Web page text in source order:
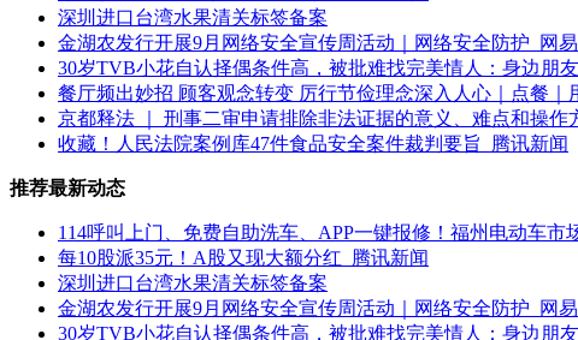
深圳进口台湾水果清关标签备案
金湖农发行开展9月网络安全宣传周活动｜网络安全防护_网
30岁TVB小花自认择偶条件高，被批难找完美情人：身边朋
餐厅频出妙招 顾客观念转变 厉行节俭理念深入人心｜点餐｜
京都释法 ｜ 刑事二审申请排除非法证据的意义、难点和操作
收藏！人民法院案例库47件食品安全案件裁判要旨_腾讯新闻
推荐最新动态
114呼叫上门、免费自助洗车、APP一键报修！福州电动车市
每10股派35元！A股又现大额分红_腾讯新闻
深圳进口台湾水果清关标签备案
金湖农发行开展9月网络安全宣传周活动｜网络安全防护_网
30岁TVB小花自认择偶条件高，被批难找完美情人：身边朋